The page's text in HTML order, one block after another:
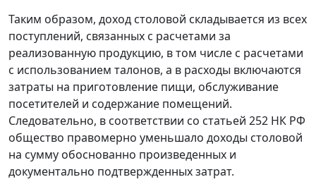
Таким образом, доход столовой складывается из всех
поступлений, связанных с расчетами за
реализованную продукцию, в том числе с расчетами
с использованием талонов, а в расходы включаются
затраты на приготовление пищи, обслуживание
посетителей и содержание помещений.
Следовательно, в соответствии со статьей 252 НК РФ
общество правомерно уменьшало доходы столовой
на сумму обоснованно произведенных и
документально подтвержденных затрат.